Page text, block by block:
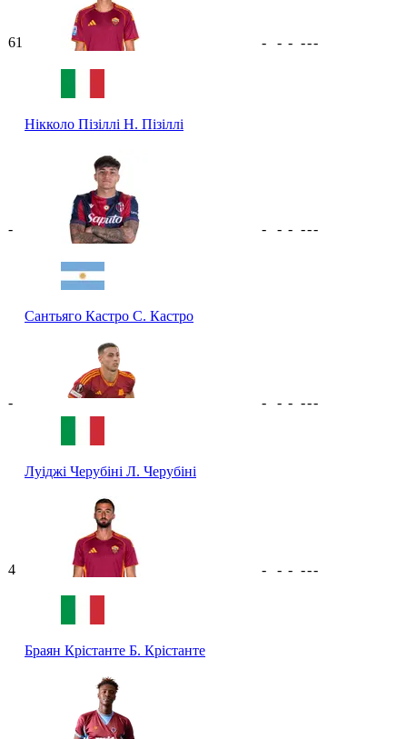
61
Нікколо Пізіллі Н. Пізіллі
- - - ---
-
Сантьяго Кастро С. Кастро
- - - ---
-
Луіджі Черубіні Л. Черубіні
- - - ---
4
Браян Крістанте Б. Крістанте
- - - ---